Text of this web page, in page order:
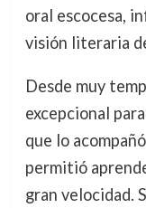
oral escocesa,
visión literaria
Desde muy
excepcional
que lo
permitió
gran velocidad.